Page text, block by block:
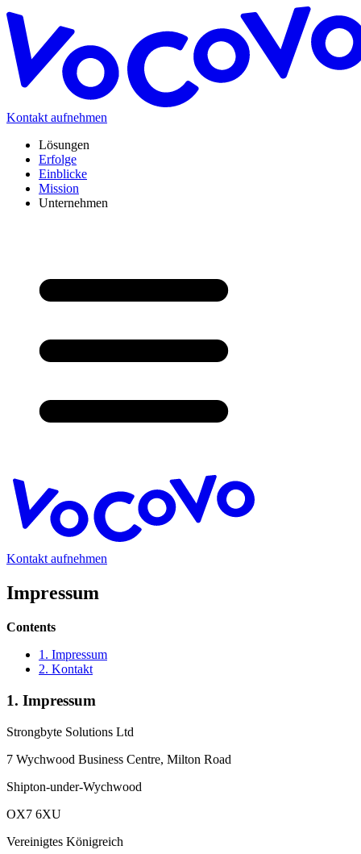
Kontakt aufnehmen
Lösungen
Erfolge
Einblicke
Mission
Unternehmen
Kontakt aufnehmen
Impressum
Contents
1. Impressum
2. Kontakt
1. Impressum
Strongbyte Solutions Ltd
7 Wychwood Business Centre, Milton Road
Shipton-under-Wychwood
OX7 6XU
Vereinigtes Königreich